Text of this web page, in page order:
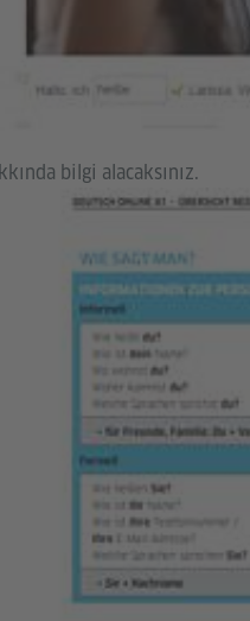
bilgi alacaksınız.